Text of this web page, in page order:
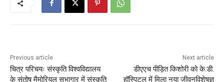
Previous article
चित्र परिचयः संस्कृति विश्वविद्यालय
के संतोष मैमोरियल सभागार में संस्कृति
Next article
डीएएच पीड़ित किशोरी को के.डी.
हॉस्पिटल में मिला नया जीवनविशेषज्ञ